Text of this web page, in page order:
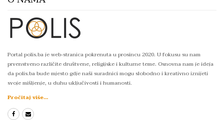
Portal polis.ba je web-stranica pokrenuta u prosincu 2020. U fokusu su nam
prvenstveno različite društvene, religijske i kulturne teme. Osnovna nam je ideja
da polis.ba bude mjesto gdje naši suradnici mogu slobodno i kreativno iznijeti
svoje mišljenje, u duhu uključivosti i humanosti.
Pročitaj više...